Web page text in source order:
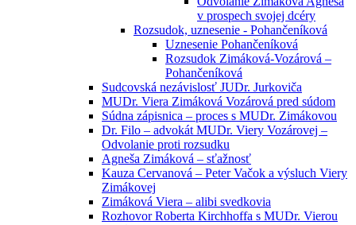
v prospech svojej dcéry
Rozsudok, uznesenie - Pohančeníková
Uznesenie Pohančeníková
Rozsudok Zimáková-Vozárová –
Pohančeníková
Sudcovská nezávislosť JUDr. Jurkoviča
MUDr. Viera Zimáková Vozárová pred súdom
Súdna zápisnica – proces s MUDr. Zimákovou
Dr. Filo – advokát MUDr. Viery Vozárovej –
Odvolanie proti rozsudku
Agneša Zimáková – sťažnosť
Kauza Cervanová – Peter Vačok a výsluch Viery
Zimákovej
Zimáková Viera – alibi svedkovia
Rozhovor Roberta Kirchhoffa s MUDr. Vierou